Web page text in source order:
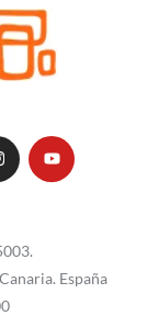
España